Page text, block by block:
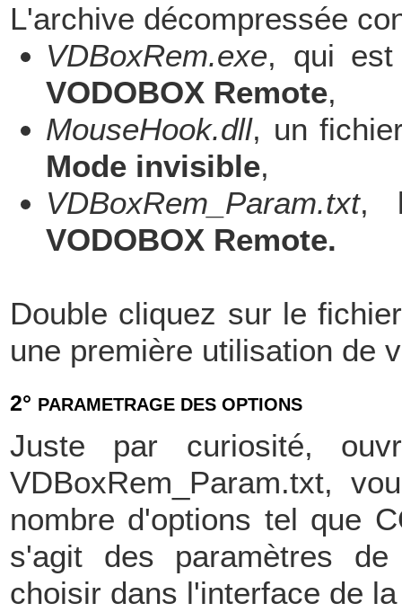
L'archive décompressée
VDBoxRem.exe, qui est
VODOBOX Remote,
MouseHook.dll, un
Mode invisible,
VDBoxRem_Param.txt,
VODOBOX Remote.
Double cliquez sur le
une première utilisation de
2° PARAMETRAGE DES OPTIONS
Juste par curiosité,
VDBoxRem_Param.txt,
nombre d'options tel que
s'agit des paramètres
choisir dans l'interface de